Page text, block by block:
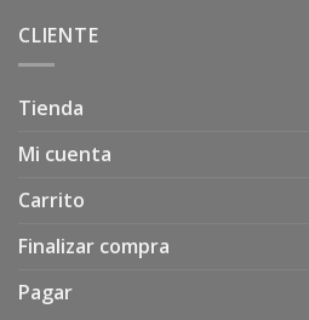
CLIENTE
Tienda
Mi cuenta
Carrito
Finalizar compra
Pagar